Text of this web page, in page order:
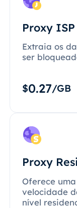
Proxy
Extraia os
ser
$0.27/GB
Proxy
Oferece
velocidade
nível